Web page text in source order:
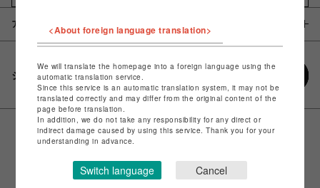
アイテム説明 / 素材
シェアする
<About foreign language translation>
We will translate the homepage into a foreign language using the
automatic translation service.
Since this service is an automatic translation system, it may not be
translated correctly and may differ from the original content of the
page before translation.
In addition, we do not take any responsibility for any direct or
indirect damage caused by using this service. Thank you for your
understanding in advance.
Switch language Cancel